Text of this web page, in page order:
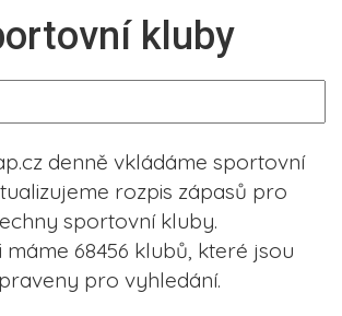
kluby
denně vkládáme sportovní
rozpis zápasů pro
sportovní kluby.
máme 68456 klubů, které jsou
pro vyhledání.